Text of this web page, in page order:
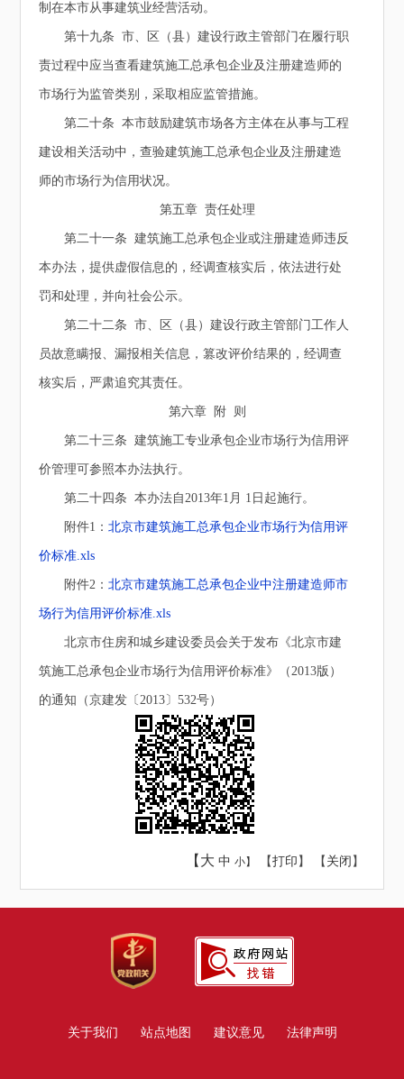
制在本市从事建筑业经营活动。
第十九条 市、区（县）建设行政主管部门在履行职
责过程中应当查看建筑施工总承包企业及注册建造师的
市场行为监管类别，采取相应监管措施。
第二十条 本市鼓励建筑市场各方主体在从事与工程
建设相关活动中，查验建筑施工总承包企业及注册建造
师的市场行为信用状况。
第五章 责任处理
第二十一条 建筑施工总承包企业或注册建造师违反
本办法，提供虚假信息的，经调查核实后，依法进行处
罚和处理，并向社会公示。
第二十二条 市、区（县）建设行政主管部门工作人
员故意瞒报、漏报相关信息，篡改评价结果的，经调查
核实后，严肃追究其责任。
第六章 附 则
第二十三条 建筑施工专业承包企业市场行为信用评
价管理可参照本办法执行。
第二十四条 本办法自2013年1月 1日起施行。
附件1：北京市建筑施工总承包企业市场行为信用评
价标准.xls
附件2：北京市建筑施工总承包企业中注册建造师市
场行为信用评价标准.xls
北京市住房和城乡建设委员会关于发布《北京市建
筑施工总承包企业市场行为信用评价标准》（2013版）
的通知（京建发〔2013〕532号）
【大 中 小】 【打印 】 【 关闭 】
关于我们 站点地图 建议意见 法律声明